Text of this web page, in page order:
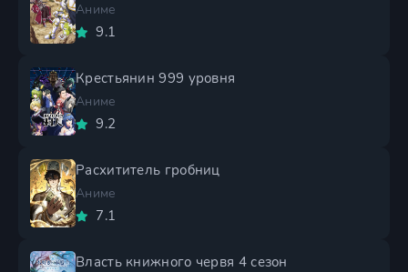
Аниме
9.1
Крестьянин 999 уровня
Аниме
9.2
Расхититель гробниц
Аниме
7.1
Власть книжного червя 4 сезон